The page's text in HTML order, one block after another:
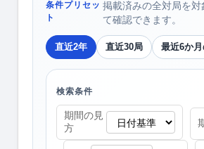
条件プリセッ
ト
掲載済みの全対局を
て確認できます。
直近2年 直近30局 最近6か
検索条件
期間の見
方